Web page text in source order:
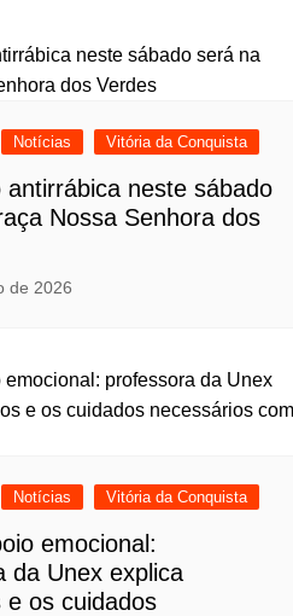
Notícias Vitória da Conquista
antirrábica neste sábado
Nossa Senhora dos
de 2026
Notícias Vitória da Conquista
emocional:
da Unex explica
e os cuidados